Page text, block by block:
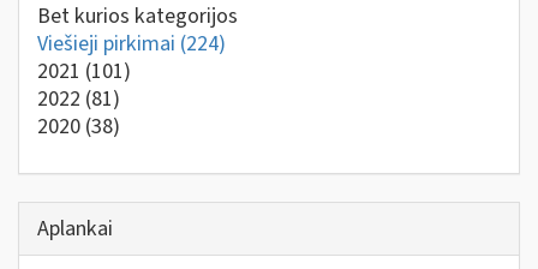
Bet kurios kategorijos
Viešieji pirkimai (224)
2021 (101)
2022 (81)
2020 (38)
Aplankai